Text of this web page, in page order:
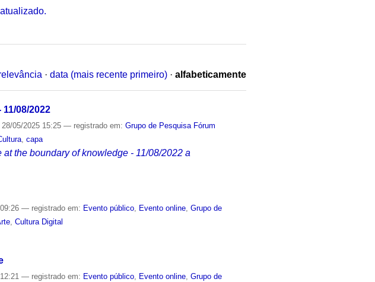
· data (mais recente primeiro) · alfabeticamente
08/2022
28/05/2025 15:25— registrado em:Grupo de Pesquisa Fórum
,capa
at the boundary of knowledge - 11/08/2022 a
09:26— registrado em: Evento público Evento online ,Grupo de
,Cultura Digital
— registrado em: Evento público, Evento online,Grupo de